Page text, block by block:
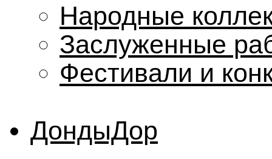
Народные
Заслуженные
Фестивали и
ДондыДор